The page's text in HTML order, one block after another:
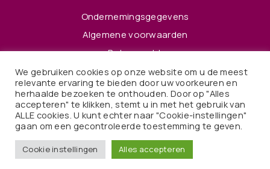
Ondernemingsgegevens
Algemene voorwaarden
Retourrecht
Privacy Policy
© 2021 Ascension. Alle rechten voorbehouden
Webdesign & Webdevelopment door Kaffka
We gebruiken cookies op onze website om u de meest
relevante ervaring te bieden door uw voorkeuren en
herhaalde bezoeken te onthouden. Door op "Alles
accepteren" te klikken, stemt u in met het gebruik van
ALLE cookies. U kunt echter naar "Cookie-instellingen"
gaan om een ​​gecontroleerde toestemming te geven.
Cookie instellingen Alles accepteren